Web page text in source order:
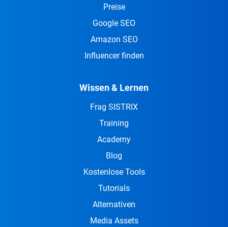
Preise
Google SEO
Amazon SEO
Influencer finden
Wissen & Lernen
Frag SISTRIX
Training
Academy
Blog
Kostenlose Tools
Tutorials
Alternativen
Media Assets